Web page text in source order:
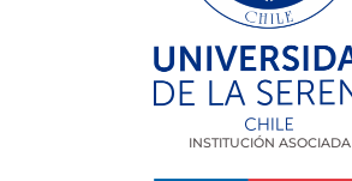
INSTITUCIÓN ASOCIADA